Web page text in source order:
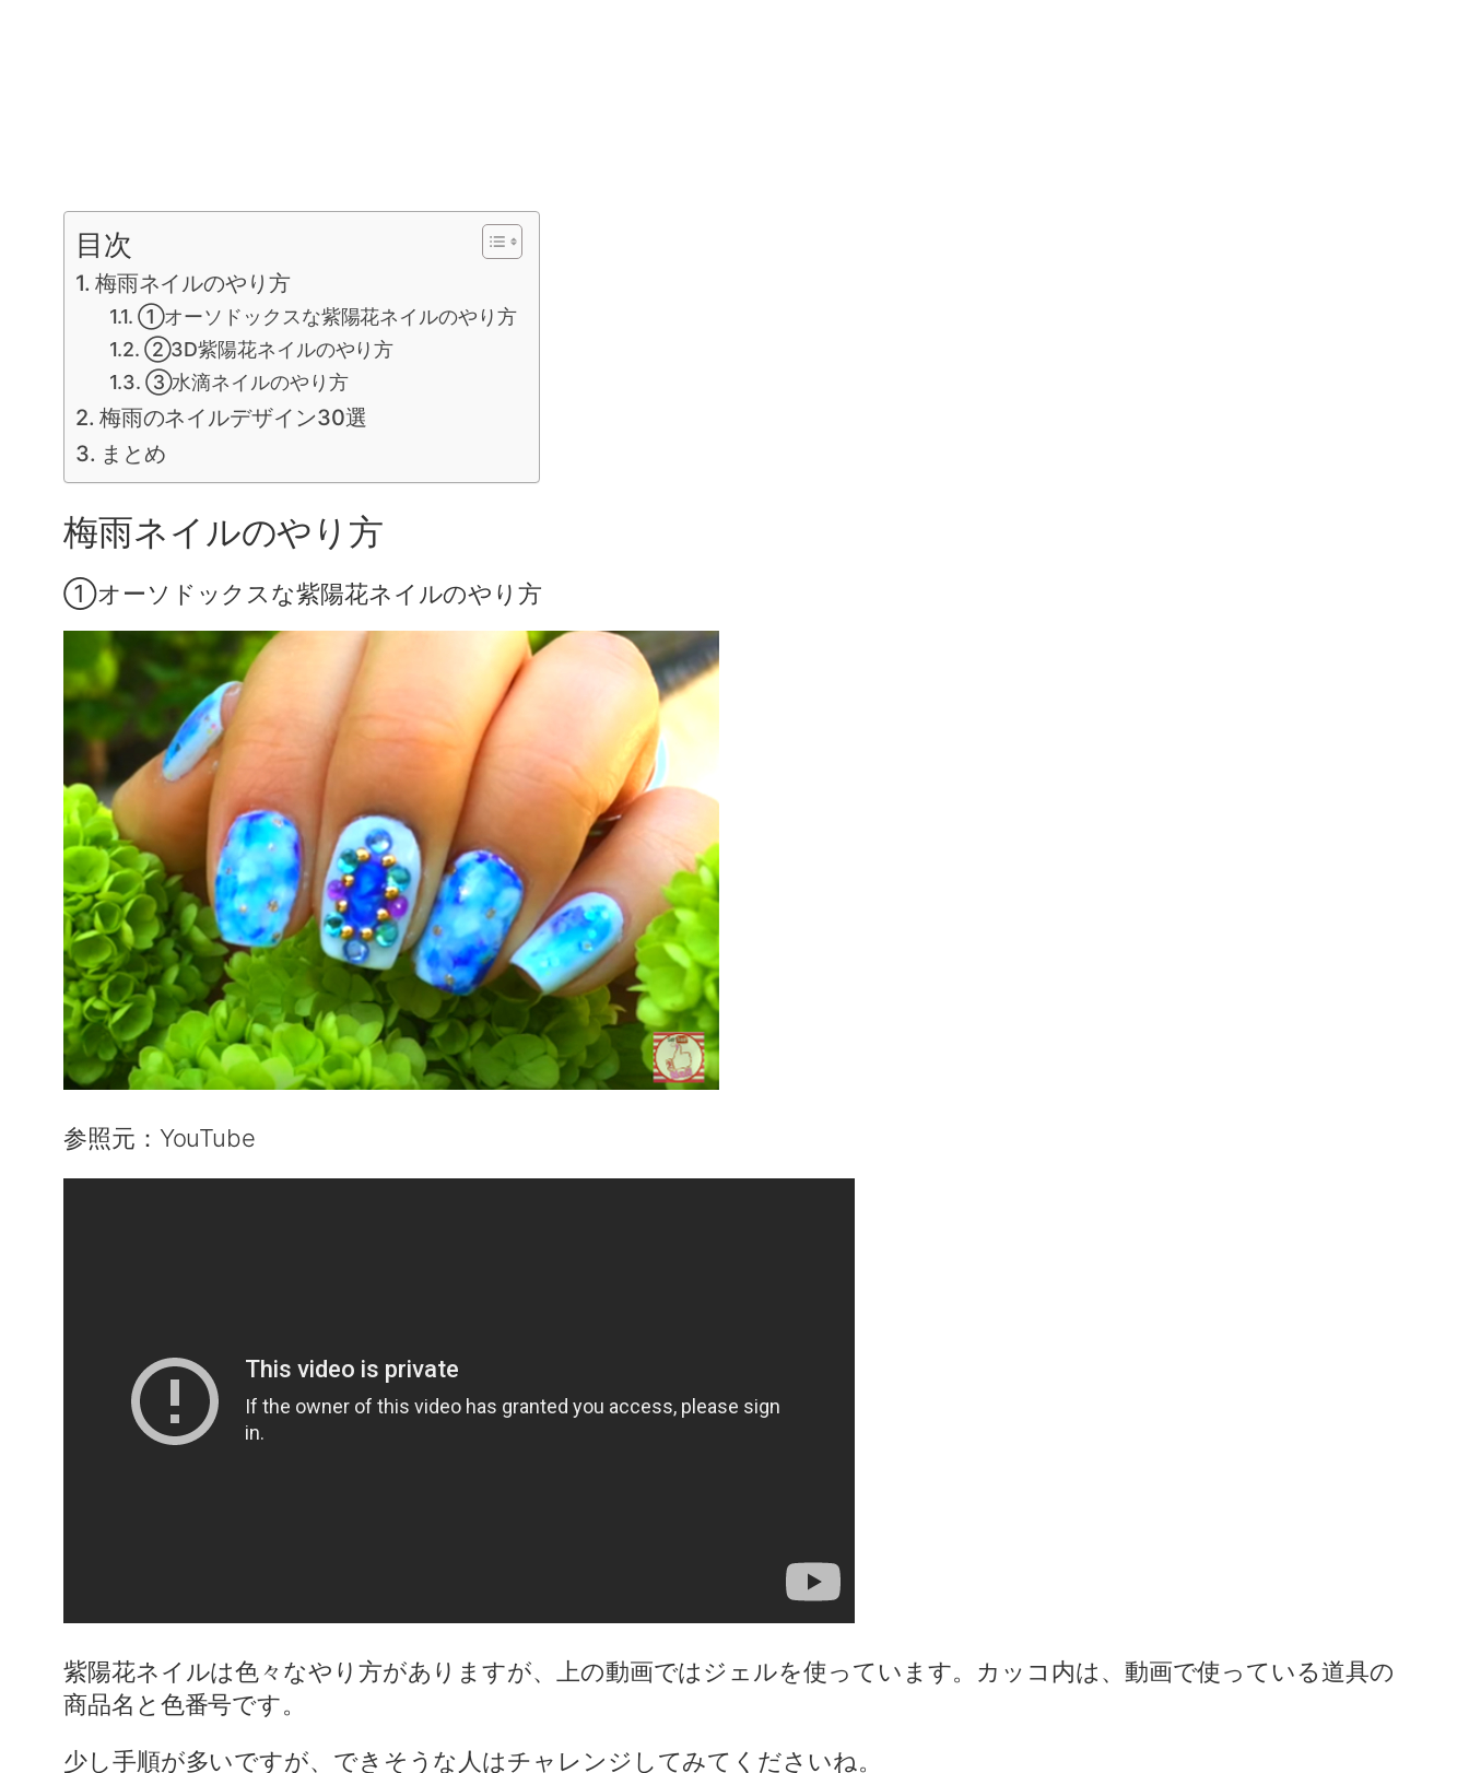
目次
梅雨ネイルのやり方
①オーソドックスな紫陽花ネイルのやり方
②3D紫陽花ネイルのやり方
③水滴ネイルのやり方
梅雨のネイルデザイン30選
まとめ
梅雨ネイルのやり方
①オーソドックスな紫陽花ネイルのやり方
参照元：YouTube
紫陽花ネイルは色々なやり方がありますが、上の動画ではジェルを使っています。カッコ内は、動画で使っている道具の
商品名と色番号です。
少し手順が多いですが、できそうな人はチャレンジしてみてくださいね。